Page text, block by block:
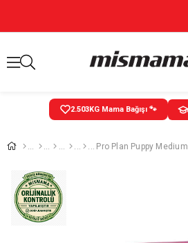
2.504KG Mama Bağışı 🐾